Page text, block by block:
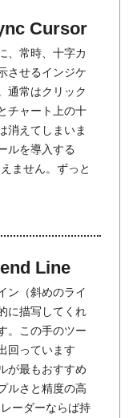
Cursor
、常時、十字カ
させるインジケ
通常はクリック
チャート上の十
消えてしまいま
ルを導入する
ません。ずっと
Line
ン（斜めのライ
に描写してくれ
。この手のツー
回っています
が最もおすすめ
ルさと精度の高
ーダーならば持